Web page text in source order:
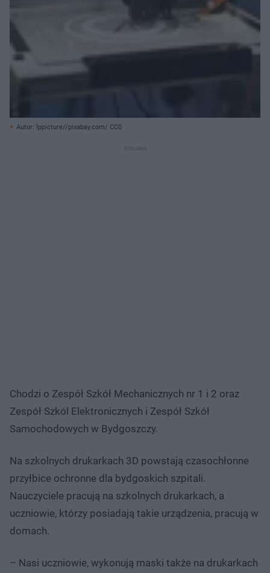
Autor: lppicture//pixabay.com/ CC0
Chodzi o Zespół Szkół Mechanicznych nr 1 i 2 oraz
Zespół Szkól Elektronicznych i Zespół Szkół
Samochodowych w Bydgoszczy.
Na szkolnych drukarkach 3D powstają czasochłonne
przyłbice ochronne dla bydgoskich szpitali.
Nauczyciele pracują na szkolnych drukarkach, a
uczniowie, którzy posiadają takie urządzenia, pracują w
domach.
– Nasi uczniowie, wykonują maski także na drukarkach